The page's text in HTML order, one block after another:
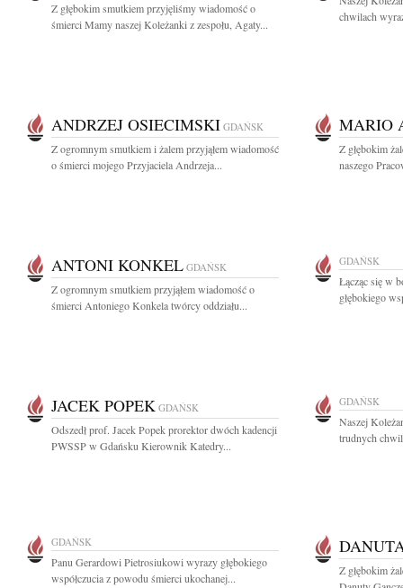
Z głębokim smutkiem przyjęliśmy wiadomość o
śmierci Mamy naszej Koleżanki z zespołu, Agaty...
chwilach
ANDRZEJ OSIECIMSKI GDAŃSK
Z ogromnym smutkiem i żalem przyjąłem wiadomość
o śmierci mojego Przyjaciela Andrzeja...
MARIO
Z głębokim
naszego
ANTONI KONKEL GDAŃSK
Z ogromnym smutkiem przyjąłem wiadomość o
śmierci Antoniego Konkela twórcy oddziału...
GDAŃSK
Łącząc się w
głębokiego
JACEK POPEK GDAŃSK
Odszedł prof. Jacek Popek prorektor dwóch kadencji
PWSSP w Gdańsku Kierownik Katedry...
GDAŃSK
Naszej
trudnych
GDAŃSK
Panu Gerardowi Pietrosiukowi wyrazy głębokiego
współczucia z powodu śmierci ukochanej...
Z głębokim